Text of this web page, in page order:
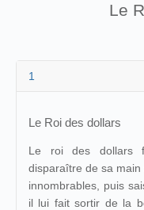
Le
1
Le Roi des dollars
Le roi des dollars
disparaître de sa
innombrables, puis
il lui fait sortir de la